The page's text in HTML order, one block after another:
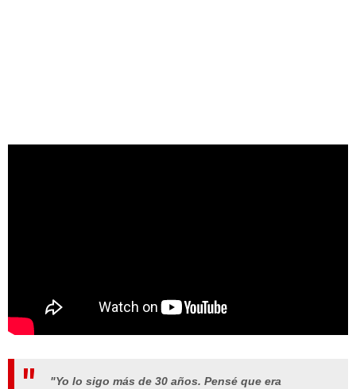
"Yo lo sigo más de 30 años. Pensé que era